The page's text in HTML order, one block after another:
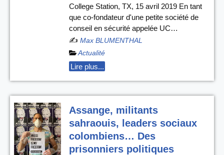
College Station, TX, 15 avril 2019 En tant
que co-fondateur d'une petite société de
conseil en sécurité appelée UC…
✍️ Max BLUMENTHAL
Actualité
Lire plus...
Assange, militants
sahraouis, leaders sociaux
colombiens… Des
prisonniers politiques